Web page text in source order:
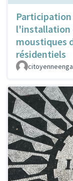
Participation
l'installation
moustiques
résidentiels